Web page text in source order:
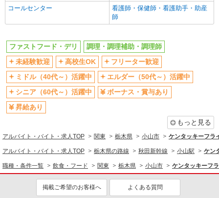
栃木県小山市西城南3-1-10
アルバイト パート
ケンタッキーフライドチキン 小山南店
カウンター・キッチンスタッフ ＜優先募集日
時＞土日祝 フルタイム
時給1100円 ＜高校生＞時給1070円
詳細を見る
アルバイト パート
すき家の店舗スタッフ（接客・調理・清掃な
ど）
時給1,150円 ※22:00〜翌5:00：時給1,450円 ※
同じ職種から求人を探す
飲食・フード
ファストフード・デリ
調理・調理補助・調理師
同じ特徴から求人を探す
未経験歓迎
高校生OK
ミドル（40代～）活躍中
ボーナス・賞与あり
週1日勤務OK
上場企業・上場企業のグループ会
扶養内勤務OK
交通費支給
社会保険あり
まかない・食事補助
社員登用あり
コールセンター
看護師・保健師・看護助手・助産
師
ファストフード・デリ
調理・調理補助・調理師
未経験歓迎
高校生OK
フリーター歓迎
ミドル（40代～）活躍中
エルダー（50代～）活躍中
シニア（60代～）活躍中
ボーナス・賞与あり
昇給あり
もっと見る
アルバイト・バイト・求人TOP 関東 栃木県 小山市 ケンタッキーフラ
アルバイト・バイト・求人TOP 栃木県の路線 秋田新幹線 小山駅 ケン
職種・条件一覧 飲食・フード 関東 栃木県 小山市 ケンタッキーフ
掲載ご希望のお客様へ よくある質問